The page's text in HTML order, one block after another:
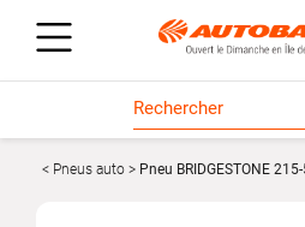
Pneus auto Pneu BRIDGESTONE